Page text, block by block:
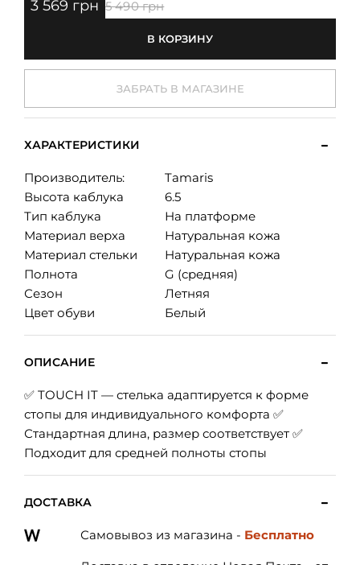
3 569 грн 5 490 грн
В КОРЗИНУ
ЗАБРАТЬ В МАГАЗИНЕ
ХАРАКТЕРИСТИКИ
Производитель:
Tamaris
Высота каблука
6.5
Тип каблука
На платформе
Материал верха
Натуральная кожа
Материал стельки
Натуральная кожа
Полнота
G (средняя)
Сезон
Летняя
Цвет обуви
Белый
ОПИСАНИЕ
✅ TOUCH IT — стелька адаптируется к форме
стопы для индивидуального комфорта ✅
Стандартная длина, размер соответствует ✅
Подходит для средней полноты стопы
ДОСТАВКА
Самовывоз из магазина - Бесплатно